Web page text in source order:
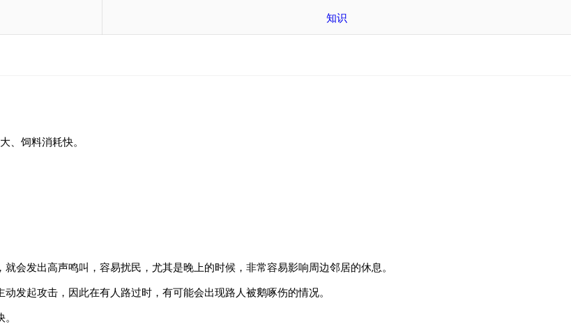
知识
、饲料消耗快。
会发出高声鸣叫，容易扰民，尤其是晚上的时候，非常容易影响周边邻居的休息。
发起攻击，因此在有人路过时，有可能会出现路人被鹅啄伤的情况。